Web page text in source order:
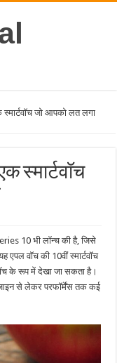
जो आपको लत लगा
स्मार्टवॉच
10 भी लॉन्च की है, जिसे
एपल वॉच की 10वीं स्मार्टवॉच
के रूप में देखा जा सकता है।
से लेकर परफॉर्मेंस तक कई